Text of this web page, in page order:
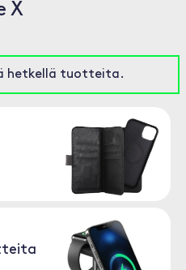
X
hetkellä tuotteita.